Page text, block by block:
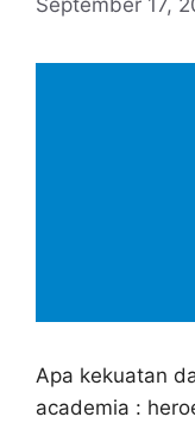
Apa kekuatan
academia :